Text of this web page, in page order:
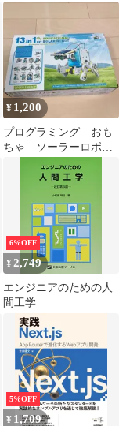
問題集
¥ 1,200
プログラミング おも
ちゃ ソーラーロボッ
ト キット 知育 プ
レゼント
6%OFF
¥2,749
エンジニアのための人
間工学
5%OFF
¥ 1,709